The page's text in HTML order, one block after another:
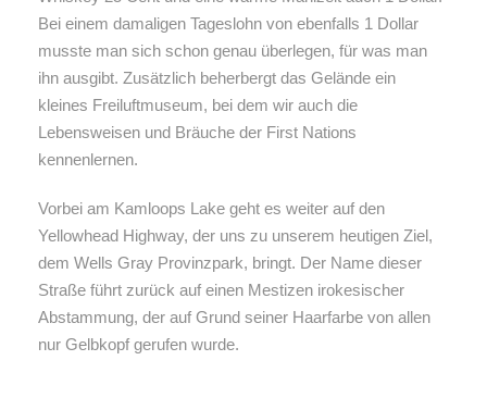
Bei einem damaligen Tageslohn von ebenfalls 1 Dollar
musste man sich schon genau überlegen, für was man
ihn ausgibt. Zusätzlich beherbergt das Gelände ein
kleines Freiluftmuseum, bei dem wir auch die
Lebensweisen und Bräuche der First Nations
kennenlernen.
Vorbei am Kamloops Lake geht es weiter auf den
Yellowhead Highway, der uns zu unserem heutigen Ziel,
dem Wells Gray Provinzpark, bringt. Der Name dieser
Straße führt zurück auf einen Mestizen irokesischer
Abstammung, der auf Grund seiner Haarfarbe von allen
nur Gelbkopf gerufen wurde.